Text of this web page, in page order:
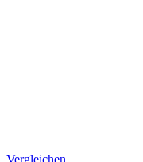
Vergleichen